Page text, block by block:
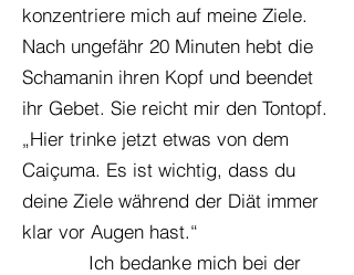
konzentriere mich auf meine Ziele.
Nach ungefähr 20 Minuten hebt die
Schamanin ihren Kopf und beendet
ihr Gebet. Sie reicht mir den Tontopf.
„Hier trinke jetzt etwas von dem
Caiçuma. Es ist wichtig, dass du
deine Ziele während der Diät immer
klar vor Augen hast.“
Ich bedanke mich bei der